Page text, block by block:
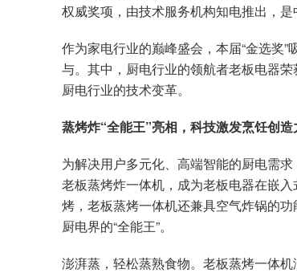
权威奖项，由技术服务机构知电推出，
作为家电行业的巅峰盛会，本届“金选奖
与。其中，厨电行业的领航者老板电器
厨电行业的技术变革。
蒸烤炸“全能王”亮相，科技激发烹饪创造
为解决用户多元化、高端智能的厨电需
老板蒸烤炸一体机，成为老板电器在嵌
烤，老板蒸烤一体机还兼具空气炸锅的
厨电界的“全能王”。
澎湃蒸，轻松蒸熟食物。老板蒸烤一体